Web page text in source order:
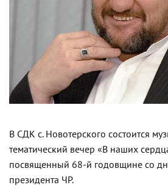
В СДК с. Новотерского состоится
тематический вечер «В наших
посвященный 68-й годовщине со
президента ЧР.